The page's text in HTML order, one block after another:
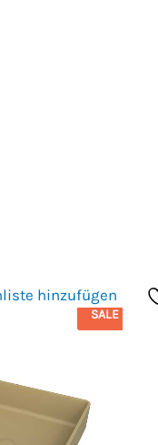
hinzufügen
SALE